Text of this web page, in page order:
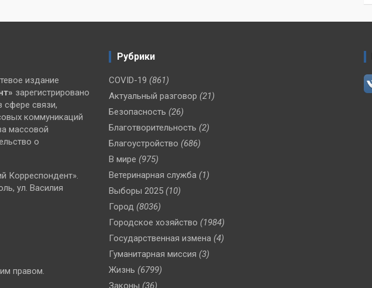
издание
зарегистрировано
связи,
коммуникаций
массовой
о
Корреспондент».
ул. Василия
правом.
Рубрики
COVID-19 (861)
Актуальный разговор (21)
Безопасность (26)
Благотворительность (2)
Благоустройство (686)
В мире (975)
Ветеринарная служба (1)
Выборы 2025 (10)
Город (8036)
Городское хозяйство (1984)
Государственная измена (4)
Гуманитарная миссия (3)
Жизнь (6799)
Законы (36)